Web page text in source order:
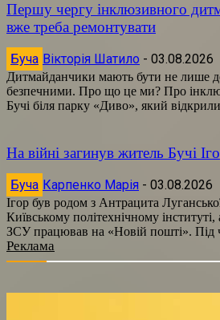
Першу чергу інклюзивного
вже треба ремонтувати
Буча Вікторія Шатило - 03.08.2026
Дитмайданчики мають бути не лише
безпечними. Про що це ми? Про
Бучі біля парку «Диво», який
На війні загинув житель Бучі
Буча Карпенко Марія - 03.08.2026
Ігор був родом з Антрацита
Київському політехнічному
ЗСУ працював на «Новій пошті». Під
Реклама